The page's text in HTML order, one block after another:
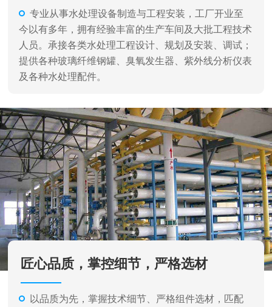
匠心品质，掌控细节，严格选材
以品质为先，掌握技术细节、严格组件选材，匹配
部件，稳定整机，注重工艺设计，可根据客户不同的需
求量身定制。在工程设计、材料选用、设计制作、工程
安装等方面的每一个环节，都严格按照ISO9001质量管
理体系进行。